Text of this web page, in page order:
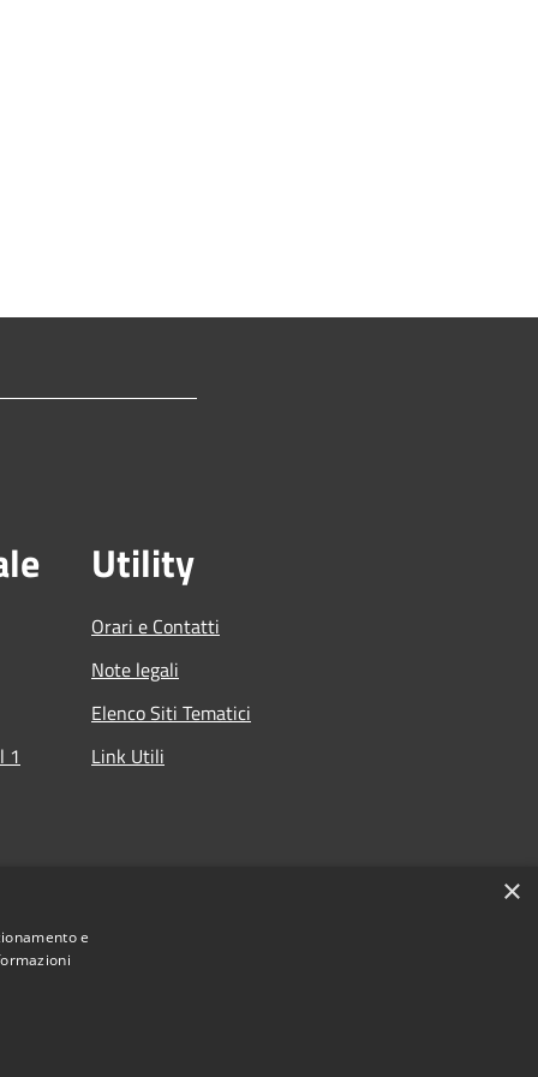
1
Utility
Orari e Contatti
Note legali
Elenco Siti Tematici
Link Utili
del Lario e dei Laghi Minori • Powered by
×
e